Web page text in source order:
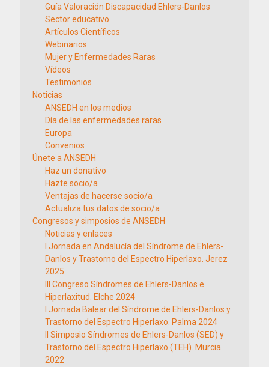
Guía Valoración Discapacidad Ehlers-Danlos
Sector educativo
Artículos Científicos
Webinarios
Mujer y Enfermedades Raras
Vídeos
Testimonios
Noticias
ANSEDH en los medios
Día de las enfermedades raras
Europa
Convenios
Únete a ANSEDH
Haz un donativo
Hazte socio/a
Ventajas de hacerse socio/a
Actualiza tus datos de socio/a
Congresos y simposios de ANSEDH
Noticias y enlaces
I Jornada en Andalucía del Síndrome de Ehlers-
Danlos y Trastorno del Espectro Hiperlaxo. Jerez
2025
III Congreso Síndromes de Ehlers-Danlos e
Hiperlaxitud. Elche 2024
I Jornada Balear del Síndrome de Ehlers-Danlos y
Trastorno del Espectro Hiperlaxo. Palma 2024
II Simposio Síndromes de Ehlers-Danlos (SED) y
Trastorno del Espectro Hiperlaxo (TEH). Murcia
2022